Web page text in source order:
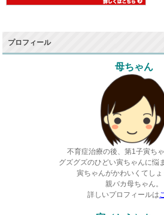
プロフィール
母ちゃん
不育症治療の後、第1子寅ちゃ
グズグズのひどい寅ちゃんに悩
寅ちゃんがかわいくてし
親バカ母ちゃん。
詳しいプロフィールは